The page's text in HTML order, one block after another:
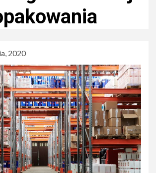
2020